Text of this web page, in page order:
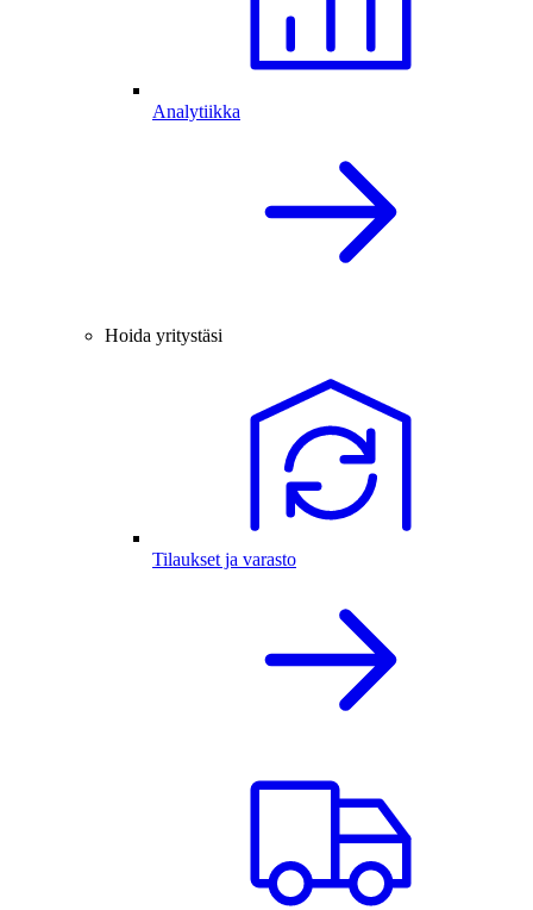
Analytiikka
Hoida yritystäsi
Tilaukset ja varasto